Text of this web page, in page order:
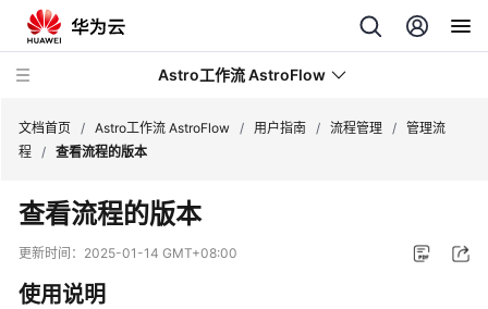
Astro工作流 AstroFlow
最
新
动
文档首页 / Astro工作流 AstroFlow / 用户指南 / 流程管理 / 管理流
程 / 查看流程的版本
查看流程的版本
更新时间： 2025-01-14 GMT+08:00
使用说明